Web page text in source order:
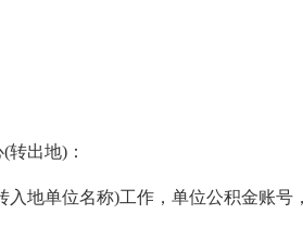
转出地)：
入地单位名称)工作，单位公积金账号